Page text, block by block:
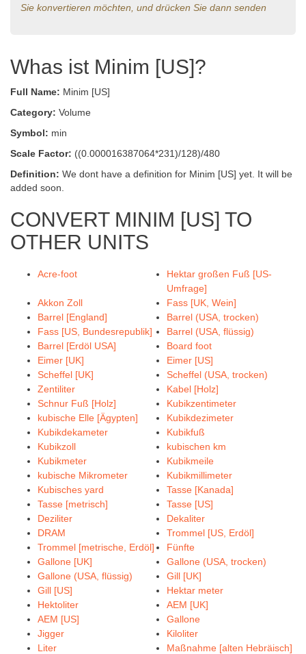
Sie konvertieren möchten, und drücken Sie dann senden
Whas ist Minim [US]?
Full Name: Minim [US]
Category: Volume
Symbol: min
Scale Factor: ((0.000016387064*231)/128)/480
Definition: We dont have a definition for Minim [US] yet. It will be
added soon.
CONVERT MINIM [US] TO
OTHER UNITS
Acre-foot
Hektar großen Fuß [US-
Umfrage]
Akkon Zoll
Fass [UK, Wein]
Barrel [England]
Barrel (USA, trocken)
Fass [US, Bundesrepublik]
Barrel (USA, flüssig)
Barrel [Erdöl USA]
Board foot
Eimer [UK]
Eimer [US]
Scheffel [UK]
Scheffel (USA, trocken)
Zentiliter
Kabel [Holz]
Schnur Fuß [Holz]
Kubikzentimeter
kubische Elle [Ägypten]
Kubikdezimeter
Kubikdekameter
Kubikfuß
Kubikzoll
kubischen km
Kubikmeter
Kubikmeile
kubische Mikrometer
Kubikmillimeter
Kubisches yard
Tasse [Kanada]
Tasse [metrisch]
Tasse [US]
Deziliter
Dekaliter
DRAM
Trommel [US, Erdöl]
Trommel [metrische, Erdöl]
Fünfte
Gallone [UK]
Gallone (USA, trocken)
Gallone (USA, flüssig)
Gill [UK]
Gill [US]
Hektar meter
Hektoliter
AEM [UK]
AEM [US]
Gallone
Jigger
Kiloliter
Liter
Maßnahme [alten Hebräisch]